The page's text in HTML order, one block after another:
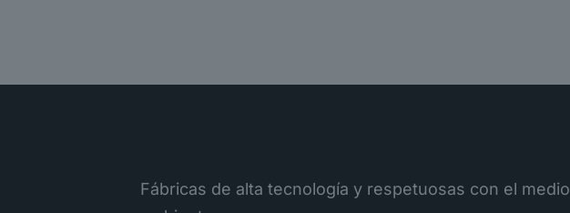
Fábricas de alta tecnología y respetuosas con el medio